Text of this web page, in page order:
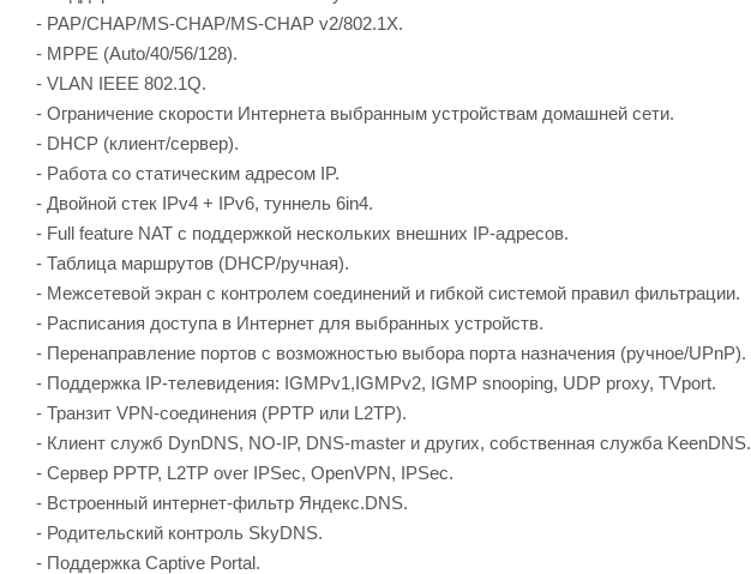
- PAP/CHAP/MS-CHAP/MS-CHAP v2/802.1X.
- MPPE (Auto/40/56/128).
- VLAN IEEE 802.1Q.
- Ограничение скорости Интернета выбранным устройствам домашней сети.
- DHCP (клиент/сервер).
- Работа со статическим адресом IP.
- Двойной стек IPv4 + IPv6, туннель 6in4.
- Full feature NAT с поддержкой нескольких внешних IP-адресов.
- Таблица маршрутов (DHCP/ручная).
- Межсетевой экран с контролем соединений и гибкой системой правил фильтрации.
- Расписания доступа в Интернет для выбранных устройств.
- Перенаправление портов с возможностью выбора порта назначения (ручное/UPnP).
- Поддержка IP-телевидения: IGMPv1,IGMPv2, IGMP snooping, UDP proxy, TVport.
- Транзит VPN-соединения (PPTP или L2TP).
- Клиент служб DynDNS, NO-IP, DNS-master и других, собственная служба KeenDNS.
- Сервер PPTP, L2TP over IPSec, OpenVPN, IPSec.
- Встроенный интернет-фильтр Яндекс.DNS.
- Родительский контроль SkyDNS.
- Поддержка Captive Portal.